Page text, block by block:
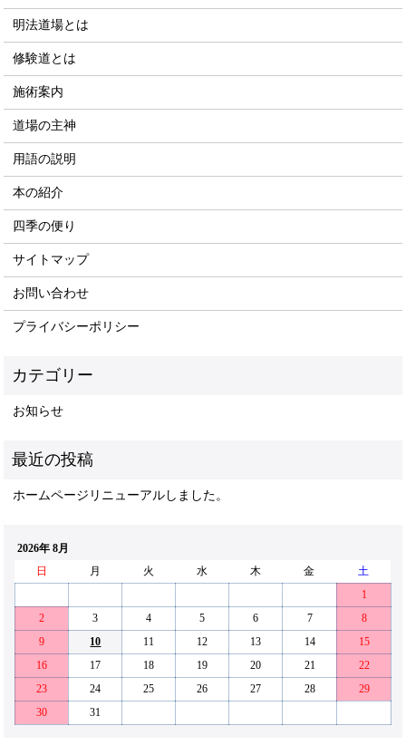
明法道場とは
修験道とは
施術案内
道場の主神
用語の説明
本の紹介
四季の便り
サイトマップ
お問い合わせ
プライバシーポリシー
お知らせ
ホームページリニューアルしました。
2026年 8月
日
月 火 水 木 金
土
1
2
3 4 5 6 7
8
9
10 11 12 13 14
15
16
17 18 19 20 21
22
23
24 25 26 27 28
29
30
31